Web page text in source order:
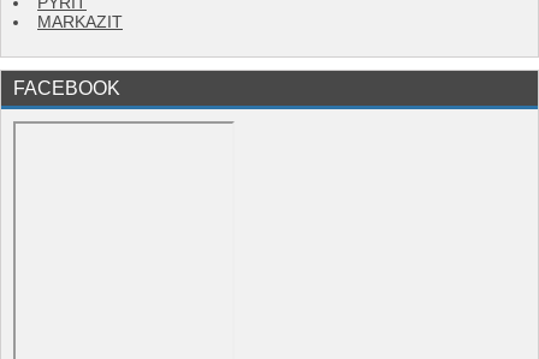
MARKAZIT
FACEBOOK